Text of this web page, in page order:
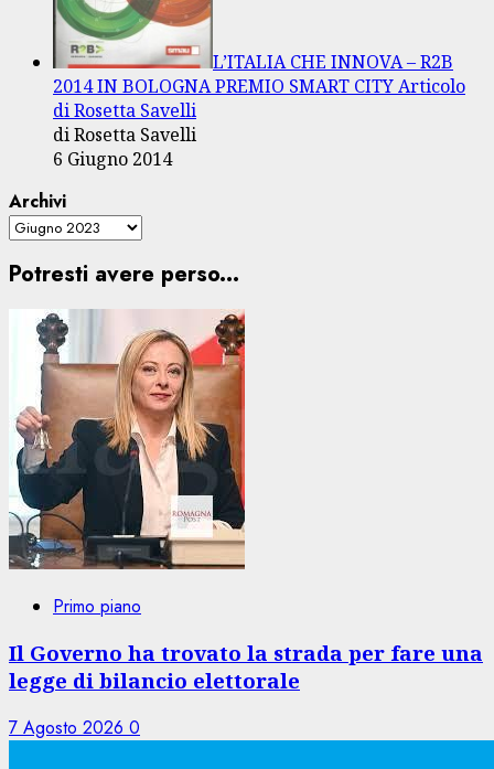
L’ITALIA CHE INNOVA – R2B
2014 IN BOLOGNA PREMIO SMART CITY Articolo
di Rosetta Savelli
di Rosetta Savelli
6 Giugno 2014
Archivi
Potresti avere perso...
Primo piano
Il Governo ha trovato la strada per fare una
legge di bilancio elettorale
7 Agosto 2026 0